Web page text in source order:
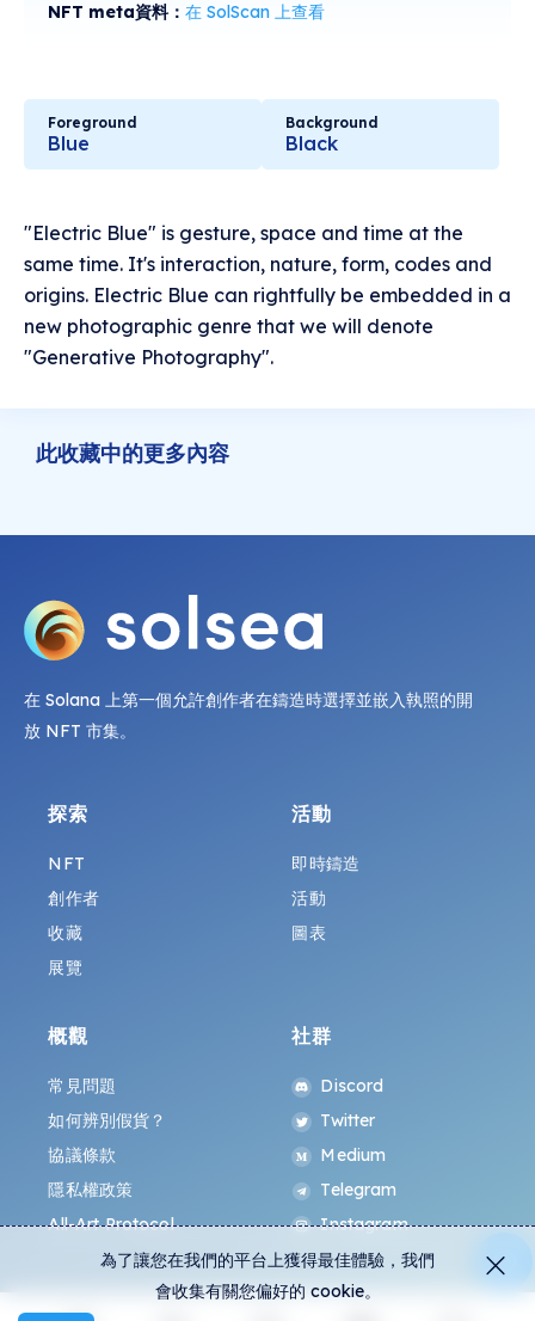
NFT meta資料： 在 SolScan 上查看
Foreground
Blue
Background
Black
"Electric Blue" is gesture, space and time at the
same time. It's interaction, nature, form, codes and
origins. Electric Blue can rightfully be embedded in a
new photographic genre that we will denote
"Generative Photography".
此收藏中的更多內容
在 Solana 上第一個允許創作者在鑄造時選擇並嵌入執照的開
放 NFT 市集。
探索
NFT
創作者
收藏
展覽
活動
即時鑄造
活動
圖表
概觀
常見問題
如何辨別假貨？
協議條款
隱私權政策
All-Art Protocol
社群
Discord
Twitter
Medium
Telegram
Instagram
為了讓您在我們的平台上獲得最佳體驗，我們
會收集有關您偏好的 cookie。